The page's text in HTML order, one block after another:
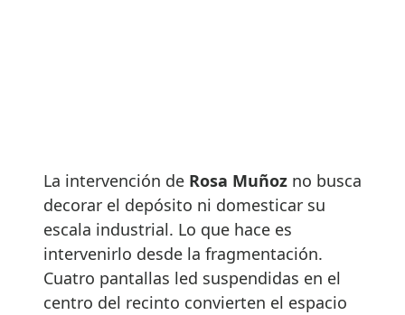
La intervención de Rosa Muñoz no busca
decorar el depósito ni domesticar su
escala industrial. Lo que hace es
intervenirlo desde la fragmentación.
Cuatro pantallas led suspendidas en el
centro del recinto convierten el espacio